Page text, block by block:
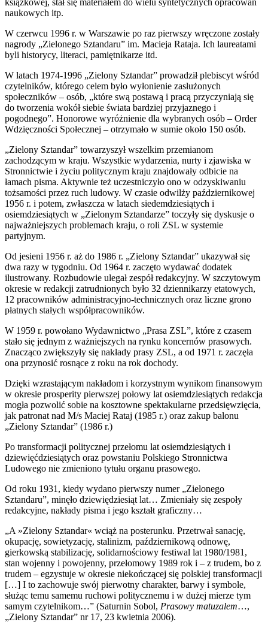
naukowych itp.
W czerwcu 1996 r. w Warszawie po raz pierwszy wręczone zostały
nagrody „Zielonego Sztandaru” im. Macieja Rataja. Ich laureatami
byli historycy, literaci, pamiętnikarze itd.
W latach 1974-1996 „Zielony Sztandar” prowadził plebiscyt wśród
czytelników, którego celem było wyłonienie zasłużonych
społeczników – osób, „które swą postawą i pracą przyczyniają się
do tworzenia wokół siebie świata bardziej przyjaznego i
pogodnego”. Honorowe wyróżnienie dla wybranych osób – Order
Wdzięczności Społecznej – otrzymało w sumie około 150 osób.
„Zielony Sztandar” towarzyszył wszelkim przemianom
zachodzącym w kraju. Wszystkie wydarzenia, nurty i zjawiska w
Stronnictwie i życiu politycznym kraju znajdowały odbicie na
łamach pisma. Aktywnie też uczestniczyło ono w odzyskiwaniu
tożsamości przez ruch ludowy. W czasie odwilży październikowej
1956 r. i potem, zwłaszcza w latach siedemdziesiątych i
osiemdziesiątych w „Zielonym Sztandarze” toczyły się dyskusje o
najważniejszych problemach kraju, o roli ZSL w systemie
partyjnym.
Od jesieni 1956 r. aż do 1986 r. „Zielony Sztandar” ukazywał się
dwa razy w tygodniu. Od 1964 r. zaczęto wydawać dodatek
ilustrowany. Rozbudowie ulegał zespół redakcyjny. W szczytowym
okresie w redakcji zatrudnionych było 32 dziennikarzy etatowych,
12 pracowników administracyjno-technicznych oraz liczne grono
płatnych stałych współpracowników.
W 1959 r. powołano Wydawnictwo „Prasa ZSL”, które z czasem
stało się jednym z ważniejszych na rynku koncernów prasowych.
Znacząco zwiększyły się nakłady prasy ZSL, a od 1971 r. zaczęła
ona przynosić rosnące z roku na rok dochody.
Dzięki wzrastającym nakładom i korzystnym wynikom finansowym
w okresie prosperity pierwszej połowy lat osiemdziesiątych redakcja
mogła pozwolić sobie na kosztowne spektakularne przedsięwzięcia,
jak patronat nad M/s Maciej Rataj (1985 r.) oraz zakup balonu
„Zielony Sztandar” (1986 r.)
Po transformacji politycznej przełomu lat osiemdziesiątych i
dziewięćdziesiątych oraz powstaniu Polskiego Stronnictwa
Ludowego nie zmieniono tytułu organu prasowego.
Od roku 1931, kiedy wydano pierwszy numer „Zielonego
Sztandaru”, minęło dziewiędziesiąt lat… Zmieniały się zespoły
redakcyjne, nakłady pisma i jego kształt graficzny…
„A »Zielony Sztandar« wciąż na posterunku. Przetrwał sanację,
okupację, sowietyzację, stalinizm, październikową odnowę,
gierkowską stabilizację, solidarnościowy festiwal lat 1980/1981,
stan wojenny i powojenny, przełomowy 1989 rok i – z trudem, bo z
trudem – egzystuje w okresie niekończącej się polskiej transformacji
[…] I to zachowuje swój pierwotny charakter, barwy i symbole,
służąc temu samemu ruchowi politycznemu i w dużej mierze tym
samym czytelnikom…” (Saturnin Sobol, Prasowy matuzalem…,
„Zielony Sztandar” nr 17, 23 kwietnia 2006).